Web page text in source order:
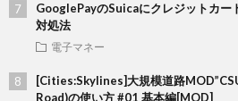
GooglePayのSuicaにクレジットカー
対処法
電子マネー
[Cities:Skylines]大規模道路
Road)の使い方 #01 基本編[MOD]